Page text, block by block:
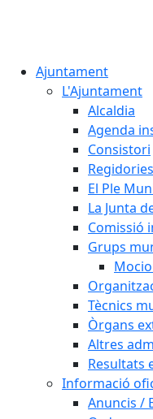
Ajuntament
L'Ajuntament
Alcaldia
Agenda
Consistori
Regidories
El Ple
La Junta
Comissió
Grups
Tècnics
Òrgans
Altres
Resultats
Informació
Anuncis /